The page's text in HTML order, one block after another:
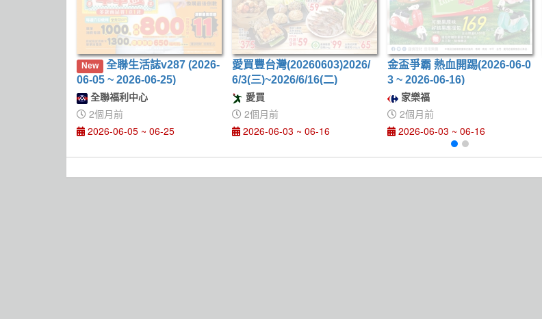
New
06-05 ~ 2026-06-25)
全聯福利中心
2個月前
2026-06-05 ~ 06-25
愛買豐台灣(20260603)2026/
6/3(三)~2026/6/16(二)
愛買
2個月前
2026-06-03 ~ 06-16
金盃爭霸 熱血開踢(2026-06-0
3 ~ 2026-06-16)
家樂福
2個月前
2026-06-03 ~ 06-16